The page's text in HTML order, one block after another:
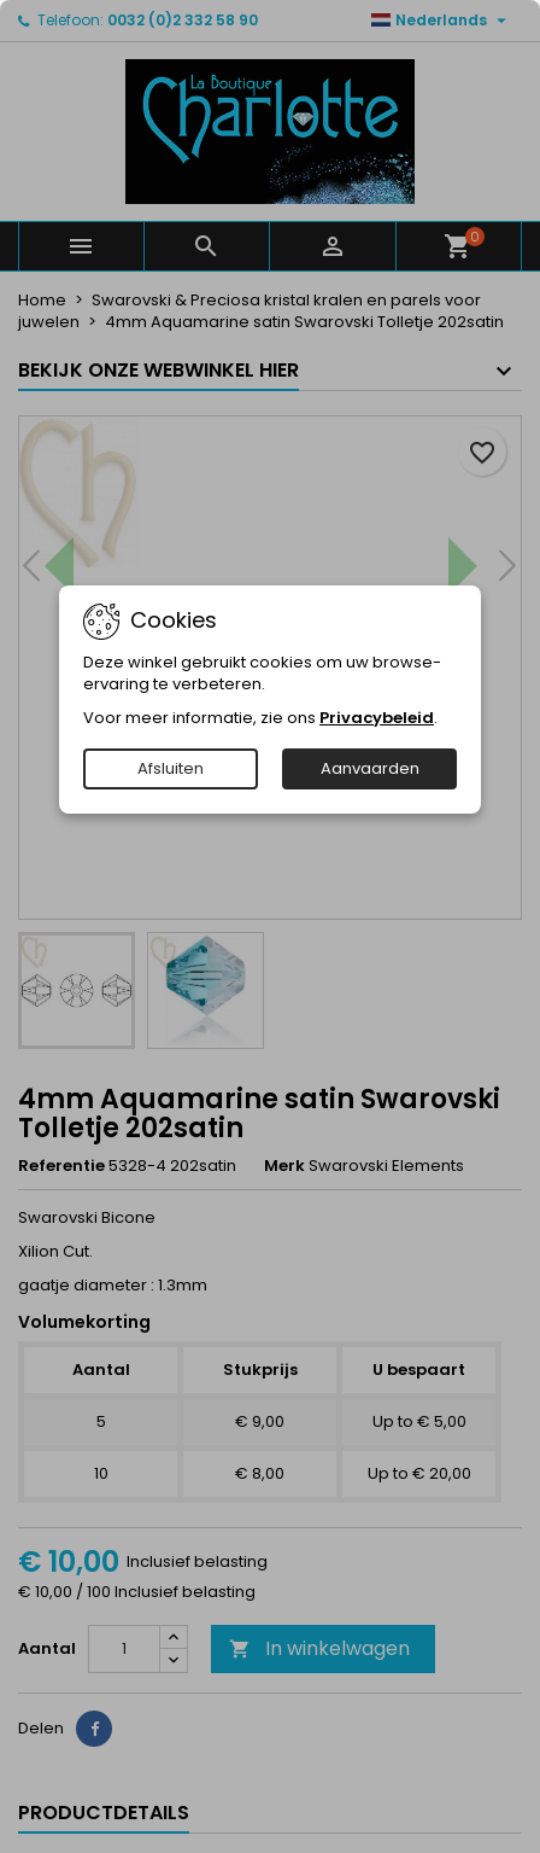
Telefoon: 0032 (0)2 332 58 90 Nederlands 
   0
Home
Swarovski & Preciosa kristal kralen en parels voor
juwelen
4mm Aquamarine satin Swarovski Tolletje 202satin
BEKIJK ONZE WEBWINKEL HIER
4mm Aquamarine satin Swarovski
Tolletje 202satin
Referentie5328-4 202satin MerkSwarovski Elements
Swarovski Bicone
Xilion Cut.
gaatje diameter : 1.3mm
Volumekorting
Aantal Stukprijs U bespaart
5 € 9,00 Up to € 5,00
10 € 8,00 Up to € 20,00
€ 10,00 Inclusief belasting
€ 10,00 / 100 Inclusief belasting
Aantal  In winkelwagen
favorite_border
Delen Delen
PRODUCTDETAILS
Mijn verlanglijsten ×
Maak een lijst
Maak een verlanglijst ×
Verlanglijst naam
Annuleren Maak een verlanglijst
Inloggen ×
U moet ingelogd zijn om producten in uw verlanglijst
Annuleren Inloggen
Cookies
Deze winkel gebruikt cookies om uw browse-
ervaring te verbeteren.
Voor meer informatie, zie ons Privacybeleid.
Afsluiten Aanvaarden